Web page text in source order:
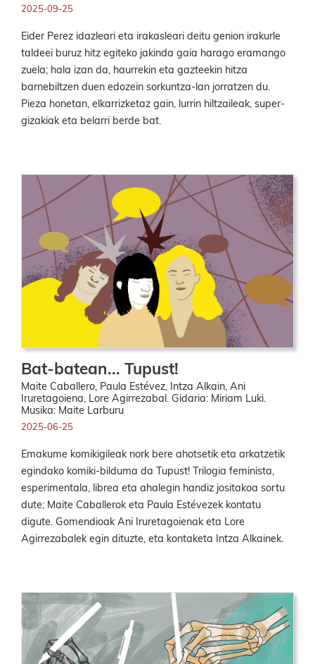
2025-09-25
Eider Perez idazleari eta irakasleari deitu genion irakurle
taldeei buruz hitz egiteko jakinda gaia harago eramango
zuela; hala izan da, haurrekin eta gazteekin hitza
barnebiltzen duen edozein sorkuntza-lan jorratzen du.
Pieza honetan, elkarrizketaz gain, lurrin hiltzaileak, super-
gizakiak eta belarri berde bat.
Bat-batean... Tupust!
Maite Caballero, Paula Estévez, Intza Alkain, Ani
Iruretagoiena, Lore Agirrezabal. Gidaria: Miriam Luki.
Musika: Maite Larburu
2025-06-25
Emakume komikigileak nork bere ahotsetik eta arkatzetik
egindako komiki-bilduma da Tupust! Trilogia feminista,
esperimentala, librea eta ahalegin handiz jositakoa sortu
dute; Maite Caballerok eta Paula Estévezek kontatu
digute. Gomendioak Ani Iruretagoienak eta Lore
Agirrezabalek egin dituzte, eta kontaketa Intza Alkainek.